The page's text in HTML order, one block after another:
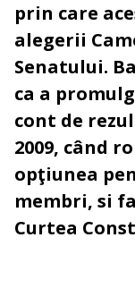
prin care
alegerii
Senatului.
ca a
cont de
2009, când
opţiunea
membri, si
Curtea